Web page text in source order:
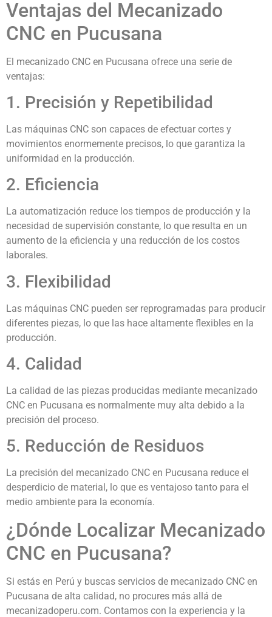
Ventajas del Mecanizado
CNC en Pucusana
El mecanizado CNC en Pucusana ofrece una serie de
ventajas:
1. Precisión y Repetibilidad
Las máquinas CNC son capaces de efectuar cortes y
movimientos enormemente precisos, lo que garantiza la
uniformidad en la producción.
2. Eficiencia
La automatización reduce los tiempos de producción y la
necesidad de supervisión constante, lo que resulta en un
aumento de la eficiencia y una reducción de los costos
laborales.
3. Flexibilidad
Las máquinas CNC pueden ser reprogramadas para producir
diferentes piezas, lo que las hace altamente flexibles en la
producción.
4. Calidad
La calidad de las piezas producidas mediante mecanizado
CNC en Pucusana es normalmente muy alta debido a la
precisión del proceso.
5. Reducción de Residuos
La precisión del mecanizado CNC en Pucusana reduce el
desperdicio de material, lo que es ventajoso tanto para el
medio ambiente para la economía.
¿Dónde Localizar Mecanizado
CNC en Pucusana?
Si estás en Perú y buscas servicios de mecanizado CNC en
Pucusana de alta calidad, no procures más allá de
mecanizadoperu.com. Contamos con la experiencia y la